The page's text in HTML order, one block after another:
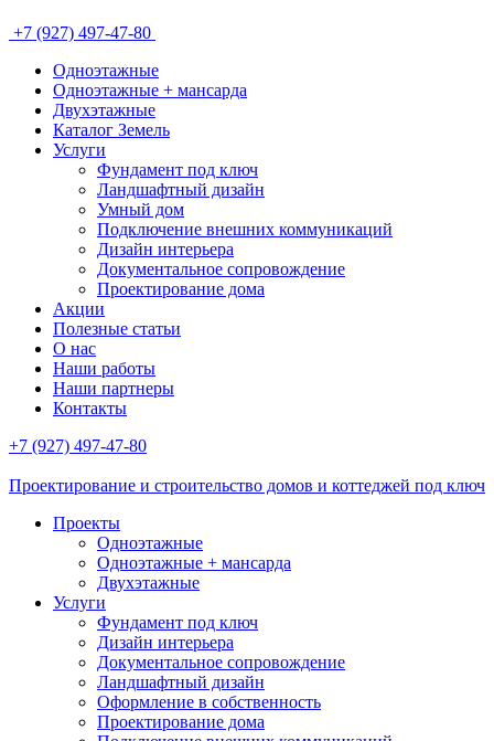
+7 (927) 497-47-80
Одноэтажные
Одноэтажные + мансарда
Двухэтажные
Каталог Земель
Услуги
Фундамент под ключ
Ландшафтный дизайн
Умный дом
Подключение внешних коммуникаций
Дизайн интерьера
Документальное сопровождение
Проектирование дома
Акции
Полезные статьи
О нас
Наши работы
Наши партнеры
Контакты
+7 (927) 497-47-80
Проектирование и строительство домов и коттеджей под ключ
Проекты
Одноэтажные
Одноэтажные + мансарда
Двухэтажные
Услуги
Фундамент под ключ
Дизайн интерьера
Документальное сопровождение
Ландшафтный дизайн
Оформление в собственность
Проектирование дома